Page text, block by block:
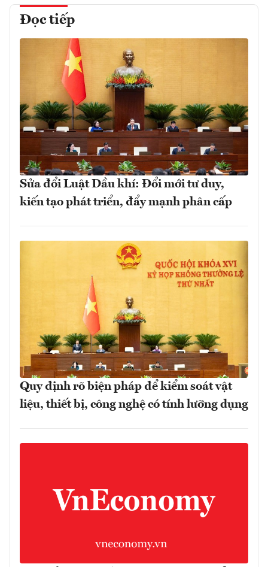
Đọc tiếp
Sửa đổi Luật Dầu khí: Đổi mới tư duy,
kiến tạo phát triển, đẩy mạnh phân cấp
Quy định rõ biện pháp để kiểm soát vật
liệu, thiết bị, công nghệ có tính lưỡng dụng